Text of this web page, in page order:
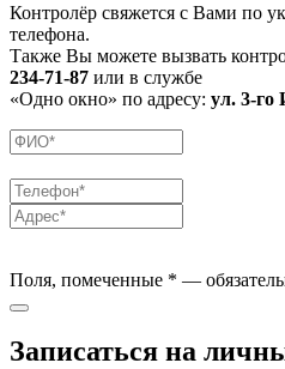
Контролёр свяжется с Вами по
телефона.
Также Вы можете вызвать
234-71-87 или в службе
«Одно окно» по адресу: ул. 3-го
Поля, помеченные * —
Записаться на